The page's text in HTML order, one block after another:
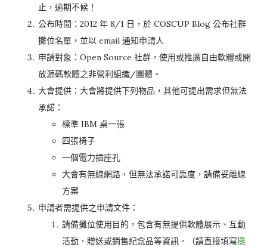
止，逾期不候！
公布時間：2012 年 8/1 日，於 COSCUP Blog 公布社群
攤位名單，並以 email 通知申請人
申請對象：Open Source 社群，使用或推廣自由軟體或開
放源碼軟體之非營利組織/團體。
大會提供：大會將提供下列物品，其他可提出需求但無法
承諾：
標準 IBM 桌一張
四張椅子
一個電力插座孔
大會有無線網路，但無法承諾可靠度，請備妥離線
方案
申請者需提供之申請文件：
請備攤位使用目的，包含有無提供軟體展示、互動
活動、贈送或銷售紀念品等資訊。（請直接填寫攤